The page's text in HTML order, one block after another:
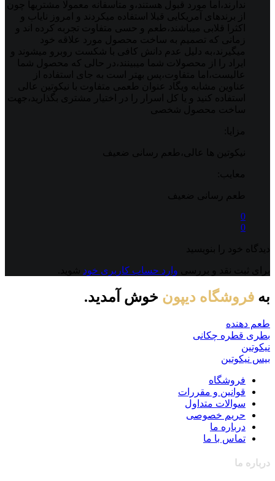
ندارند،اما مورد قبول هستند،و متاسفانه معمولا مشتریها چون
از برندهای آمریکایی قبلا استفاده میکردند و امروز نایاب و
اکثرا قلابی میباشند،طعم و حسی متفاوت تجربه کرده اند و
زمانی که تصمیم به ساخت محصول مورد علاقه خود
میگیرند،به دلیل عدم دانش کافی با شکست روبرو میشوند و
ایراد را از محصولات شما میبینند،در حالی که محصول شما
عالیست،اما متفاوت،پس بهتر است به جای استفاده از
عناوین مشابه ویگاد عنوان طعمی متفاوت با نیکوتین عالی
استفاده کنید و یا کل اسرار را در اختیار مشتری بگذارید،جهت
ساخت محصول شخصی
مزایا:
نیکوتین ها عالی،طعم رسانی ضعیف
معایب:
طعم رسانی ضعیف
0
0
دیدگاه خود را بنویسید
برای ثبت نقد و بررسی وارد حساب کاربری خود شوید.
به فروشگاه دیپون خوش آمدید.
طعم دهنده
بطری قطره چکانی
نیکوتین
بیس نیکوتین
فروشگاه
قوانین و مقررات
سوالات متداول
حریم خصوصی
درباره ما
تماس با ما
درباره ما